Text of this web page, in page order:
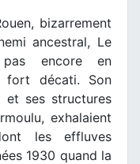
bizarrement
ancestral, Le
pas encore en
fort décati. Son
et ses structures
exhalaient
les effluves
1930 quand la